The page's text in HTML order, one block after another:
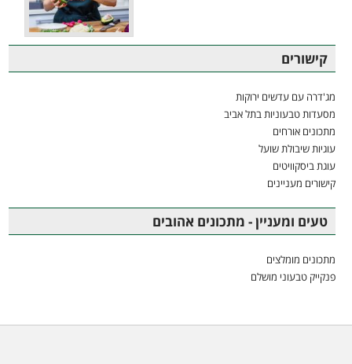
קישורים
מג'דרה עם עדשים ירוקות
מסעדות טבעוניות בתל אביב
מתכונים אורחים
עוגיות שיבולת שועל
עוגת ביסקוויטים
קישורים מעניינים
טעים ומעניין - מתכונים אהובים
מתכונים מומלצים
פנקייק טבעוני מושלם